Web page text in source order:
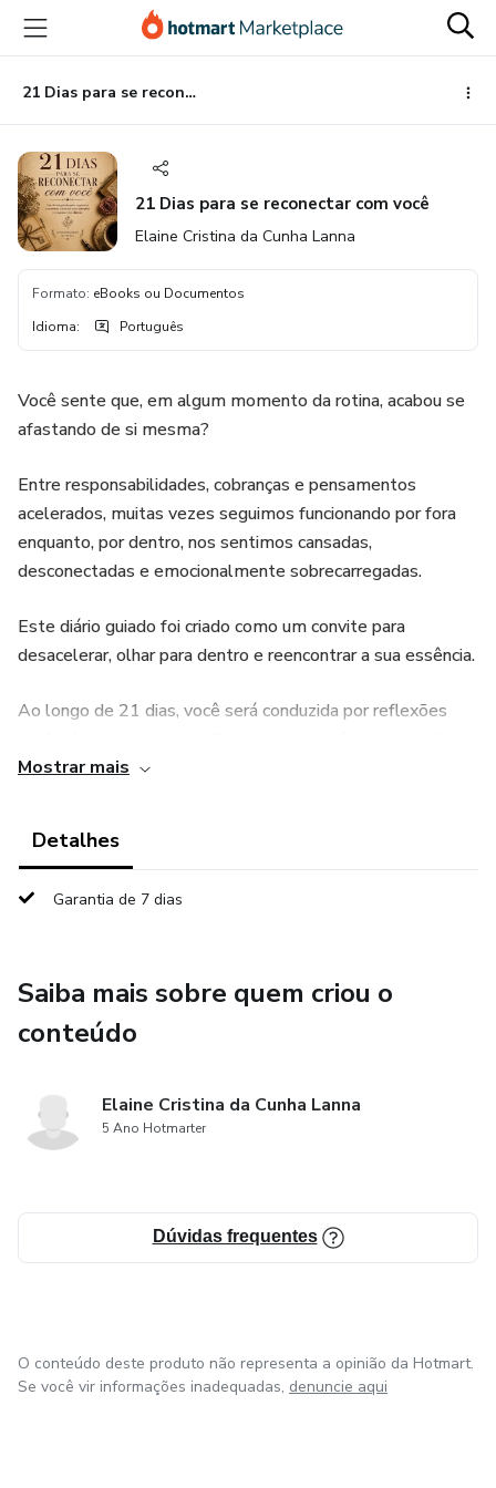
para
conteúdo
principal
para
pagamento
para
rodapé
21 Dias para se reconectar com você
21 Dias para se reconectar com você
Elaine Cristina da Cunha Lanna
Formato: eBooks ou Documentos
Idioma: Português
Você sente que, em algum momento da rotina, acabou se
afastando de si mesma?
Entre responsabilidades, cobranças e pensamentos
acelerados, muitas vezes seguimos funcionando por fora
enquanto, por dentro, nos sentimos cansadas,
desconectadas e emocionalmente sobrecarregadas.
Este diário guiado foi criado como um convite para
desacelerar, olhar para dentro e reencontrar a sua essência.
Ao longo de 21 dias, você será conduzida por reflexões
terapêutica que ajudarão você a:
✨ desenvolver autoconhecimento
✨ se reconectar com seus sentimentos e necessidades
✨ criar momentos de pausa e autocuidado emocional
Tudo isso em uma experiência leve, sensível e acolhedora.
O que você encontrará:
• Reflexões guiadas
• Espaços para escrita pessoal
Mostrar mais
Detalhes
Garantia de 7 dias
Saiba mais sobre quem criou o
conteúdo
Elaine Cristina da Cunha Lanna
5 Ano Hotmarter
Dúvidas frequentes
O conteúdo deste produto não representa a opinião da Hotmart.
Se você vir informações inadequadas, denuncie aqui